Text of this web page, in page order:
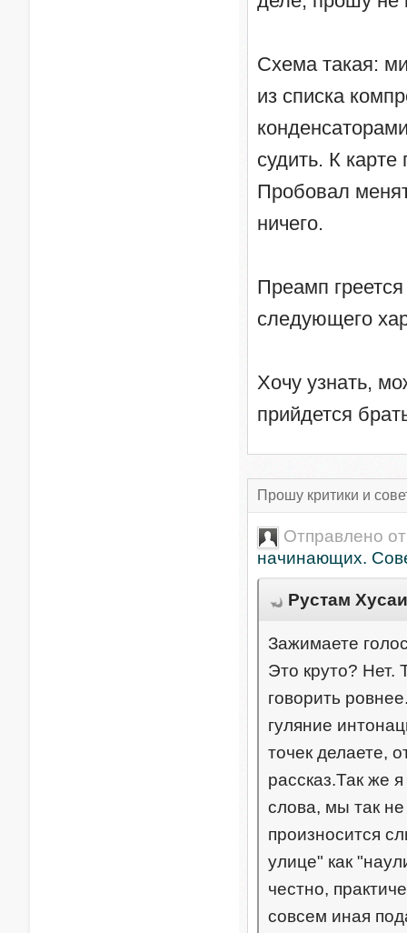
Схема такая:
из списка
судить. К
Пробовал
ничего.
Преамп
следующего
Хочу узнать,
прийдется
Прошу критики и
Отправлено
начинающих.
Рустам
Зажимаете
Это круто? Нет.
говорить
гуляние
точек делаете,
рассказ.Так же
слова, мы так
произносится
улице" как
честно,
совсем иная